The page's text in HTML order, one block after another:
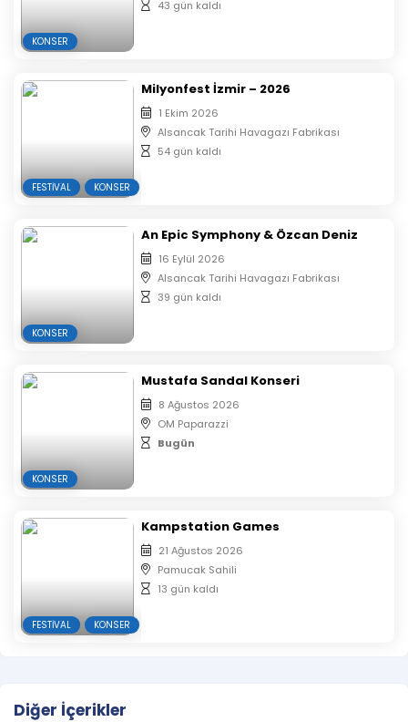
KONSER
43 gün kaldı
FESTIVAL KONSER
Milyonfest İzmir – 2026
1 Ekim 2026
Alsancak Tarihi Havagazı Fabrikası
54 gün kaldı
KONSER
An Epic Symphony & Özcan Deniz
16 Eylül 2026
Alsancak Tarihi Havagazı Fabrikası
39 gün kaldı
KONSER
Mustafa Sandal Konseri
8 Ağustos 2026
OM Paparazzi
Bugün
FESTIVAL KONSER
Kampstation Games
21 Ağustos 2026
Pamucak Sahili
13 gün kaldı
Diğer İçerikler